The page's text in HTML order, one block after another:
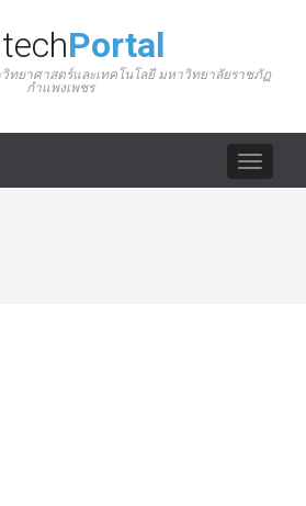
Portal
ทยาศาสตร์และเทคโนโลยี มหาวิทยาลัยราชภัฏ
กำแพงเพชร
Toggle